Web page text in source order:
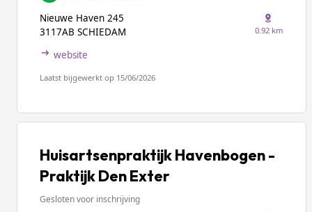
Nieuwe Haven 245
3117AB SCHIEDAM
0.92 km
website
Laatst bijgewerkt op 15/06/2026
Huisartsenpraktijk Havenbogen -
Praktijk Den Exter
Gesloten voor inschrijving